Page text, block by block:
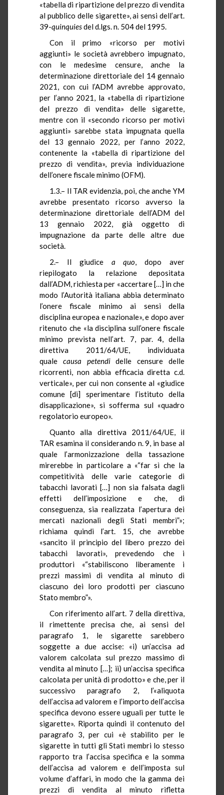
«tabella di ripartizione del prezzo di vendita
al pubblico delle sigarette», ai sensi dell’art.
39-quinquiesdel d.lgs. n. 504 del 1995.
Con il primo «ricorso per motivi
aggiunti» le società avrebbero impugnato,
con le medesime censure, anche la
determinazione direttoriale del 14 gennaio
2021, con cui l’ADM avrebbe approvato,
per l’anno 2021, la «tabella di ripartizione
del prezzo di vendita» delle sigarette,
mentre con il «secondo ricorso per motivi
aggiunti» sarebbe stata impugnata quella
del 13 gennaio 2022, per l’anno 2022,
contenente la «tabella di ripartizione del
prezzo di vendita», previa individuazione
dell’onere fiscale minimo (OFM).
1.3.– Il TAR evidenzia, poi, che anche YM
avrebbe presentato ricorso avverso la
determinazione direttoriale dell’ADM del
13 gennaio 2022, già oggetto di
impugnazione da parte delle altre due
società.
2.– Il giudice a quo, dopo aver
riepilogato la relazione depositata
dall’ADM, richiesta per «accertare […] in che
modo l’Autorità italiana abbia determinato
l’onere fiscale minimo ai sensi della
disciplina europea e nazionale», e dopo aver
ritenuto che «la disciplina sull’onere fiscale
minimo prevista nell’art. 7, par. 4, della
direttiva 2011/64/UE, individuata
quale causa petendidelle censure delle
ricorrenti, non abbia efficacia diretta c.d.
verticale», per cui non consente al «giudice
comune [di] sperimentare l’istituto della
disapplicazione», si sofferma sul «quadro
regolatorio europeo».
Quanto alla direttiva 2011/64/UE, il
TAR esamina il considerando n. 9, in base al
quale l’armonizzazione della tassazione
mirerebbe in particolare a «“far sì che la
competitività delle varie categorie di
tabacchi lavorati […] non sia falsata dagli
effetti dell’imposizione e che, di
conseguenza, sia realizzata l’apertura dei
mercati nazionali degli Stati membri”»;
richiama quindi l’art. 15, che avrebbe
«sancito il principio del libero prezzo dei
tabacchi lavorati», prevedendo che i
produttori «“stabiliscono liberamente i
prezzi massimi di vendita al minuto di
ciascuno dei loro prodotti per ciascuno
Stato membro”».
Con riferimento all’art. 7 della direttiva,
il rimettente precisa che, ai sensi del
paragrafo 1, le sigarette sarebbero
soggette a due accise: «i) un’accisa ad
valorem calcolata sul prezzo massimo di
vendita al minuto […]; ii) un’accisa specifica
calcolata per unità di prodotto» e che, per il
successivo paragrafo 2, l’«aliquota
dell’accisa ad valorem e l’importo dell’accisa
specifica devono essere uguali per tutte le
sigarette». Riporta quindi il contenuto del
paragrafo 3, per cui «è stabilito per le
sigarette in tutti gli Stati membri lo stesso
rapporto tra l’accisa specifica e la somma
dell’accisa ad valorem e dell’imposta sul
volume d’affari, in modo che la gamma dei
prezzi di vendita al minuto rifletta